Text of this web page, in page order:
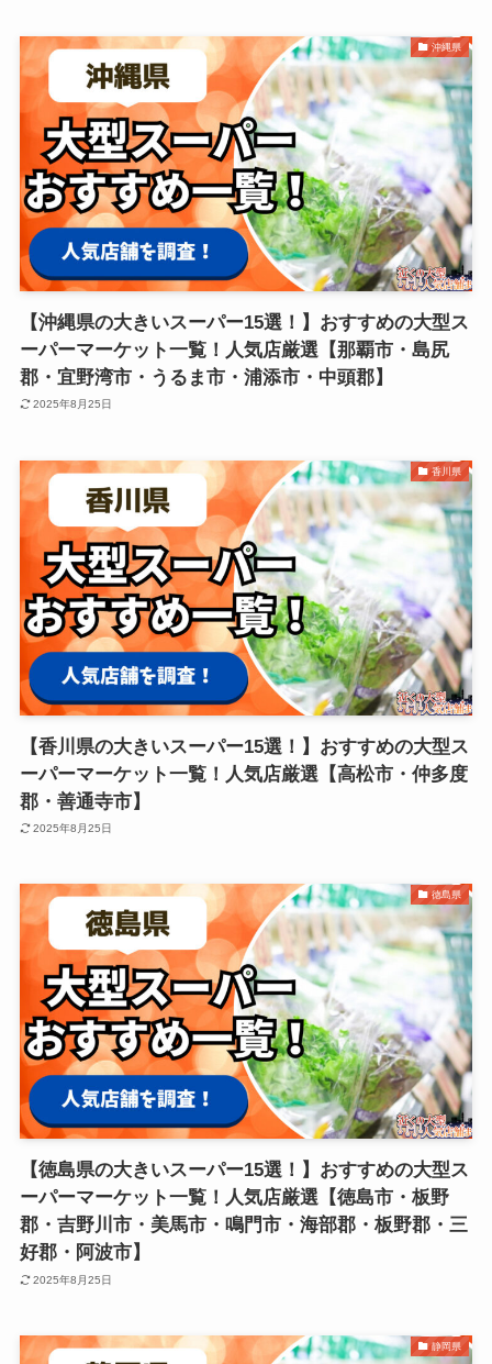
沖縄県
【沖縄県の大きいスーパー15選！】おすすめの大型ス
ーパーマーケット一覧！人気店厳選【那覇市・島尻
郡・宜野湾市・うるま市・浦添市・中頭郡】
2025年8月25日
香川県
【香川県の大きいスーパー15選！】おすすめの大型ス
ーパーマーケット一覧！人気店厳選【高松市・仲多度
郡・善通寺市】
2025年8月25日
徳島県
【徳島県の大きいスーパー15選！】おすすめの大型ス
ーパーマーケット一覧！人気店厳選【徳島市・板野
郡・吉野川市・美馬市・鳴門市・海部郡・板野郡・三
好郡・阿波市】
2025年8月25日
静岡県